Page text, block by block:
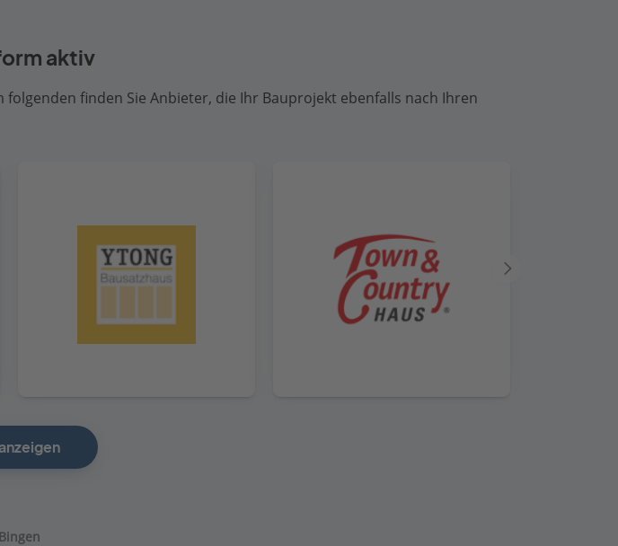
aktiv
finden Sie Anbieter, die Ihr Bauprojekt ebenfalls nach Ihren